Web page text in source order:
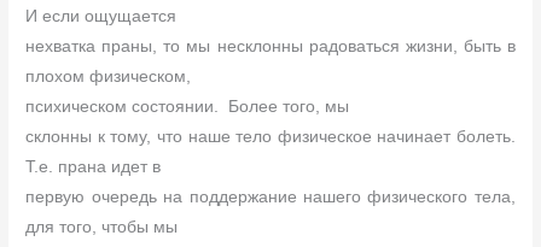
И если ощущается
нехватка праны, то мы несклонны радоваться жизни, быть в
плохом физическом,
психическом состоянии.
Более того, мы
склонны к тому, что наше тело физическое начинает болеть.
Т.е. прана идет в
первую очередь на поддержание нашего физического тела,
для того, чтобы мы